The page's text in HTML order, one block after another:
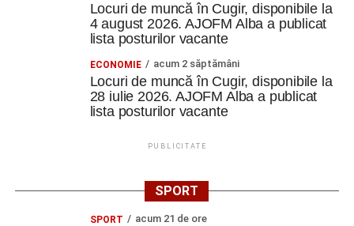
Locuri de muncă în Cugir, disponibile la
4 august 2026. AJOFM Alba a publicat
lista posturilor vacante
ECONOMIE acum 2 săptămâni
Locuri de muncă în Cugir, disponibile la
28 iulie 2026. AJOFM Alba a publicat
lista posturilor vacante
PUBLICITATE
SPORT
SPORT acum 21 de ore